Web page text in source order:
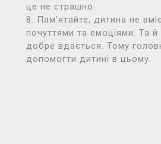
це не страшно.
8. Пам’ятайте, дитина не
почуттями та емоціями. Та
добре вдається. Тому
допомогти дитині в цьому.